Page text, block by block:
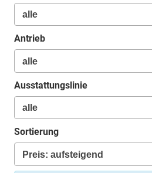
Antrieb
Ausstattungslinie
Sortierung